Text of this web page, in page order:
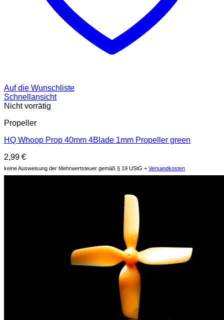
Auf die Wunschliste
Schnellansicht
Nicht vorrätig
Propeller
HQ Whoop Prop 40mm 4Blade 1mm Propeller green
2,99 €
keine Ausweisung der Mehrwertsteuer gemäß § 19 UStG + Versandkosten